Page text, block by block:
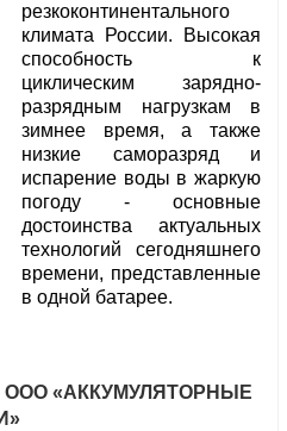
резкоконтинентального
климата России. Высокая
способность к
циклическим зарядно-
разрядным нагрузкам в
зимнее время, а также
низкие саморазряд и
испарение воды в жаркую
погоду - основные
достоинства актуальных
технологий сегодняшнего
времени, представленные
в одной батарее.
ООО «АККУМУЛЯТОРНЫЕ